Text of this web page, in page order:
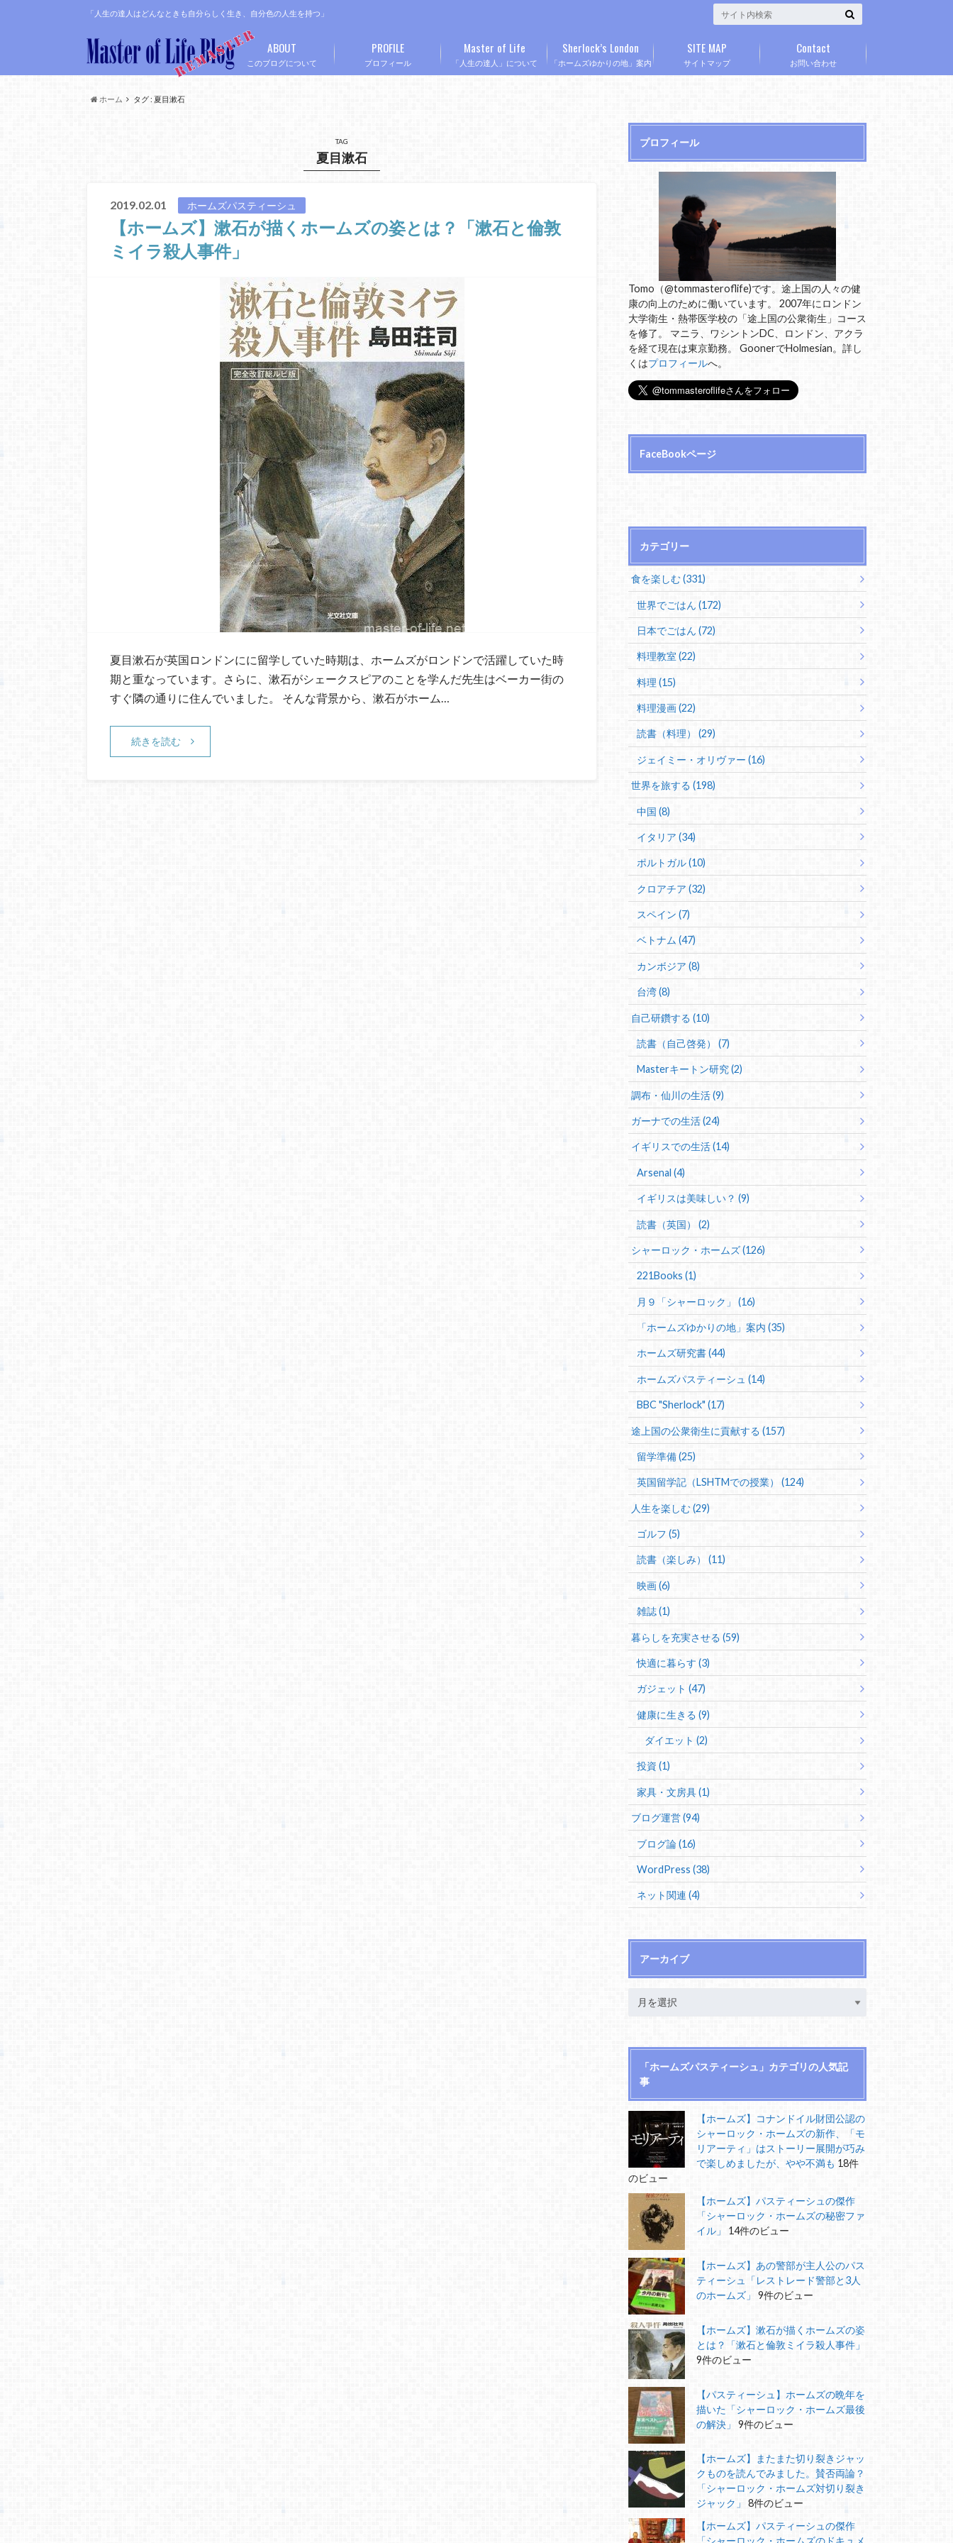
「人生の達人はどんなときも自分らしく生き、自分色の人生を持つ」
このブログについて
ABOUT
プロフィール
PROFILE
「人生の達人」について
Master of Life
「ホームズゆかりの地」案内
Sherlock’s London
サイトマップ
SITE MAP
お問い合わせ
Contact
ホーム タグ : 夏目漱石
TAG
夏目漱石
2019.02.01 ホームズパスティーシュ
【ホームズ】漱石が描くホームズの姿とは？「漱石と倫敦
ミイラ殺人事件」
夏目漱石が英国ロンドンにに留学していた時期は、ホームズがロンドンで活躍していた時
期と重なっています。さらに、漱石がシェークスピアのことを学んだ先生はベーカー街の
すぐ隣の通りに住んでいました。 そんな背景から、漱石がホーム…
続きを読む
プロフィール
Tomo（@tommasteroflife)です。途上国の人々の健
康の向上のために働いています。 2007年にロンドン
大学衛生・熱帯医学校の「途上国の公衆衛生」コース
を修了。 マニラ、ワシントンDC、ロンドン、アクラ
を経て現在は東京勤務。 GoonerでHolmesian。詳し
くはプロフィールへ。
FaceBookページ
カテゴリー
食を楽しむ (331)
世界でごはん (172)
日本でごはん (72)
料理教室 (22)
料理 (15)
料理漫画 (22)
読書（料理） (29)
ジェイミー・オリヴァー (16)
世界を旅する (198)
中国 (8)
イタリア (34)
ポルトガル (10)
クロアチア (32)
スペイン (7)
ベトナム (47)
カンボジア (8)
台湾 (8)
自己研鑽する (10)
読書（自己啓発） (7)
Masterキートン研究 (2)
調布・仙川の生活 (9)
ガーナでの生活 (24)
イギリスでの生活 (14)
Arsenal (4)
イギリスは美味しい？ (9)
読書（英国） (2)
シャーロック・ホームズ (126)
221Books (1)
月９「シャーロック」 (16)
「ホームズゆかりの地」案内 (35)
ホームズ研究書 (44)
ホームズパスティーシュ (14)
BBC "Sherlock" (17)
途上国の公衆衛生に貢献する (157)
留学準備 (25)
英国留学記（LSHTMでの授業） (124)
人生を楽しむ (29)
ゴルフ (5)
読書（楽しみ） (11)
映画 (6)
雑誌 (1)
暮らしを充実させる (59)
快適に暮らす (3)
ガジェット (47)
健康に生きる (9)
ダイエット (2)
投資 (1)
家具・文房具 (1)
ブログ運営 (94)
ブログ論 (16)
WordPress (38)
ネット関連 (4)
アーカイブ
「ホームズパスティーシュ」カテゴリの人気記
事
【ホームズ】コナンドイル財団公認の
シャーロック・ホームズの新作、「モ
リアーティ」はストーリー展開が巧み
で楽しめましたが、やや不満も 18件
のビュー
【ホームズ】パスティーシュの傑作
「シャーロック・ホームズの秘密ファ
イル」
14件のビュー
【ホームズ】あの警部が主人公のパス
ティーシュ「レストレード警部と3人
のホームズ」
9件のビュー
【ホームズ】漱石が描くホームズの姿
とは？「漱石と倫敦ミイラ殺人事件」
9件のビュー
【パスティーシュ】ホームズの晩年を
描いた「シャーロック・ホームズ最後
の解決」
9件のビュー
【ホームズ】またまた切り裂きジャッ
クものを読んでみました。賛否両論？
「シャーロック・ホームズ対切り裂き
ジャック」
8件のビュー
【ホームズ】パスティーシュの傑作